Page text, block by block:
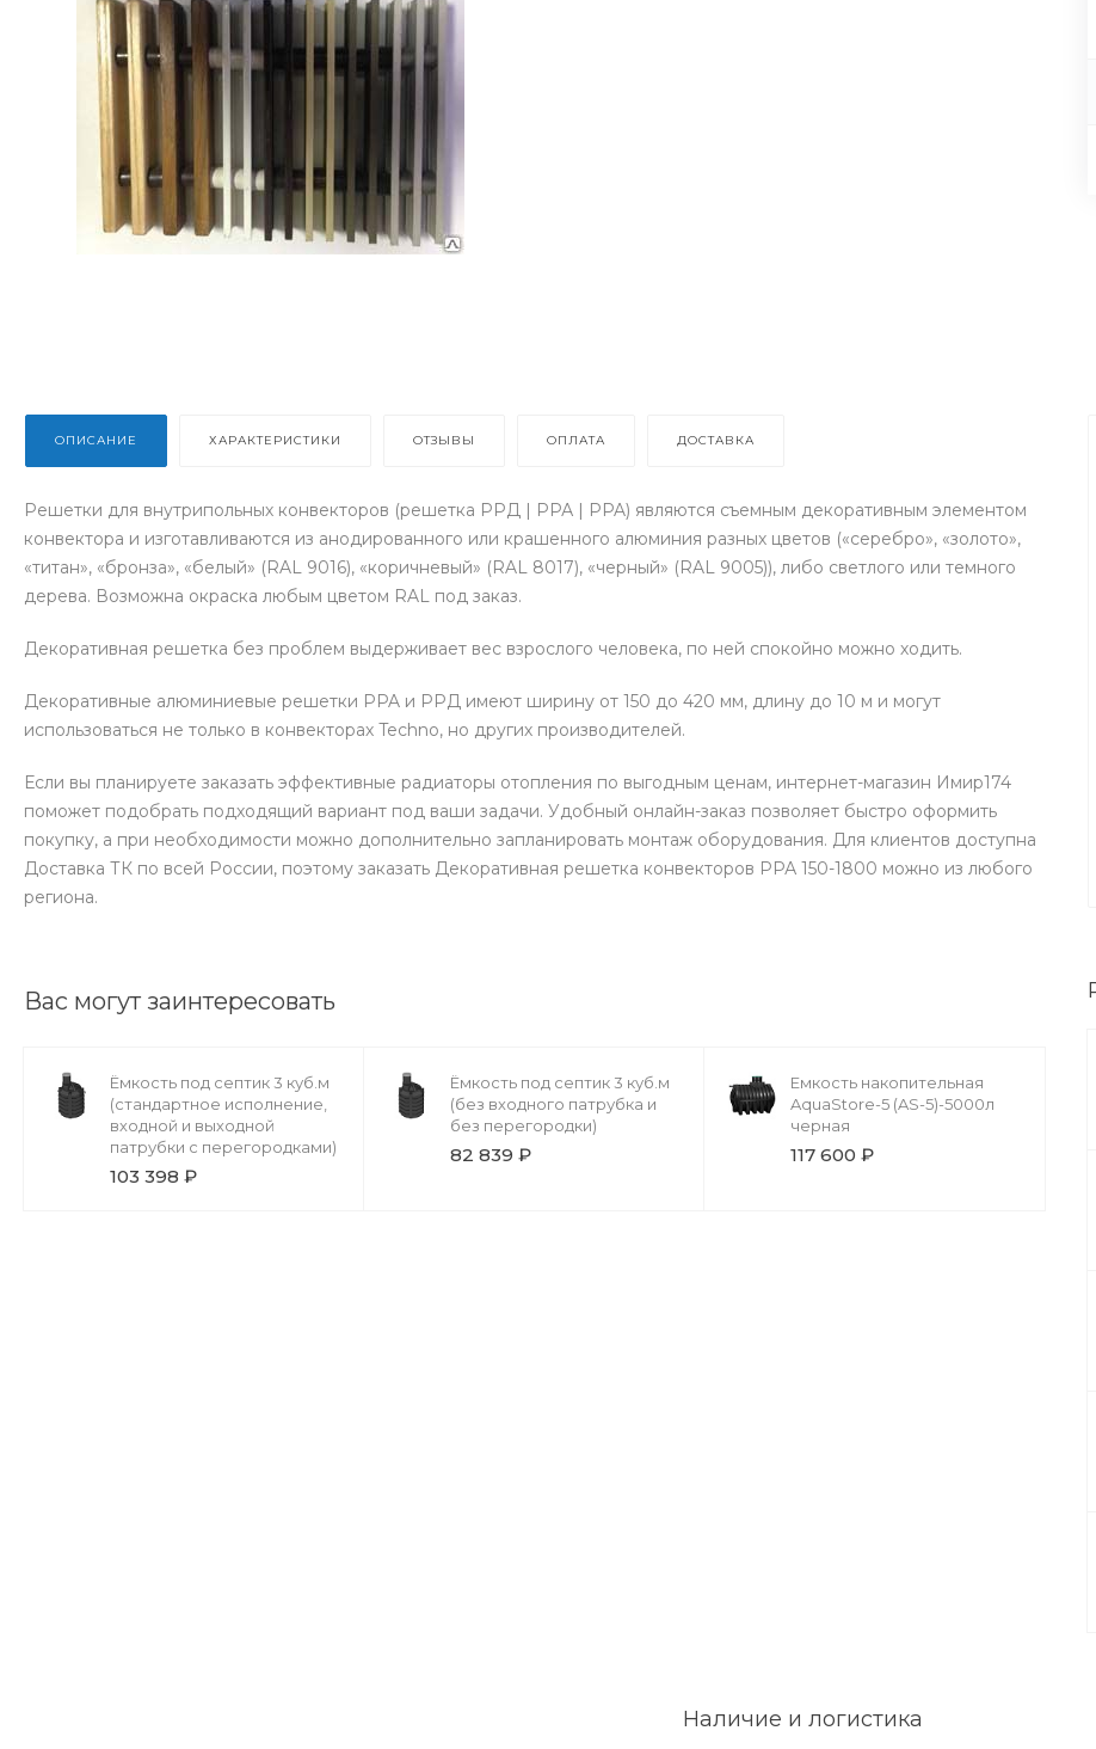
ОПИСАНИЕ ХАРАКТЕРИСТИКИ ОТЗЫВЫ ОПЛАТА ДОСТАВКА
Решетки для внутрипольных конвекторов (решетка РРД | РРА | PPA) являются съемным декоративным элементом
конвектора и изготавливаются из анодированного или крашенного алюминия разных цветов («серебро», «золото»,
«титан», «бронза», «белый» (RAL 9016), «коричневый» (RAL 8017), «черный» (RAL 9005)), либо светлого или темного
дерева. Возможна окраска любым цветом RAL под заказ.
Декоративная решетка без проблем выдерживает вес взрослого человека, по ней спокойно можно ходить.
Декоративные алюминиевые решетки PPA и РРД имеют ширину от 150 до 420 мм, длину до 10 м и могут
использоваться не только в конвекторах Techno, но других производителей.
Если вы планируете заказать эффективные радиаторы отопления по выгодным ценам, интернет-магазин Имир174
поможет подобрать подходящий вариант под ваши задачи. Удобный онлайн-заказ позволяет быстро оформить
покупку, а при необходимости можно дополнительно запланировать монтаж оборудования. Для клиентов доступна
Доставка ТК по всей России, поэтому заказать Декоративная решетка конвекторов РРА 150-1800 можно из любого
региона.
Вас могут заинтересовать
Ёмкость под септик 3 куб.м
(стандартное исполнение,
входной и выходной
патрубки с перегородками)
103 398 ₽
Ёмкость под септик 3 куб.м
(без входного патрубка и
без перегородки)
82 839 ₽
Емкость накопительная
AquaStore-5 (AS-5)-5000л
черная
117 600 ₽
Наличие и логистика